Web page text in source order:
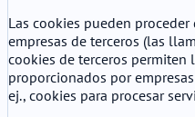
Las cookies pueden
empresas de terceros (las
cookies de terceros permiten
proporcionados por
ej., cookies para procesar